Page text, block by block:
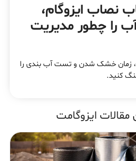
نصاب ایزوگام،
را چطور مدیریت
خشک شدن و تست آب بندی را
کنید.
مقالات ایزوگامت